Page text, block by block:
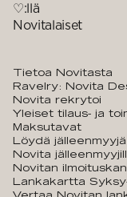
♡:llä
Novitalaiset
Tietoa Novitasta
Ravelry: Novita
Novita rekrytoi
Yleiset tilaus- ja
Maksutavat
Löydä jälleenmyyjä
Novita
Novitan
Lankakartta